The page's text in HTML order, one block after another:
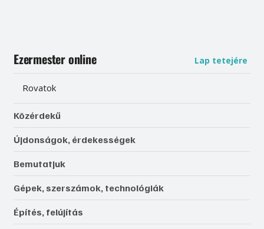
Ezermester online Lap tetejére
Rovatok
Közérdekű
Újdonságok, érdekességek
Bemutatjuk
Gépek, szerszámok, technológiák
Építés, felújítás